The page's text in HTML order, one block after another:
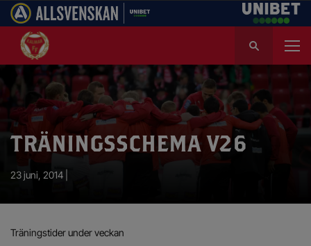
k
t
TRÄNINGSSCHEMA V26
23 juni, 2014 |
Träningstider under veckan